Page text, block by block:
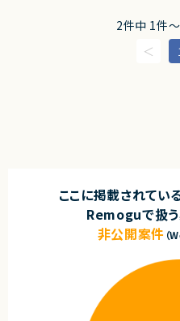
・PM/PL等のプロジェクトマネジメ
・以下の人物像を有する方
・年齢・性別・所属(組織)問わず活
・問題発生時に自力で解決しようと
・インフラ移行を行った経験、もしく
・TiDBを取り扱った経験、もしくは知
・AWSを実務で扱った経験、もしくは
・AWSインフラ構築や運用保守の経
・新GCP環境の基本設計（お客様ガ
ポリシー、IAM、ファイアウォール等の設
・詳細設計書（GCP、OS設定、ミドル
■担当工程
・基本設計
・AWS、GCP等クラウド基盤の基本
・AWS、GCP等での構築作業経験
2件中 1件
ここに掲載されてい
Remoguで扱
非公開案件 （